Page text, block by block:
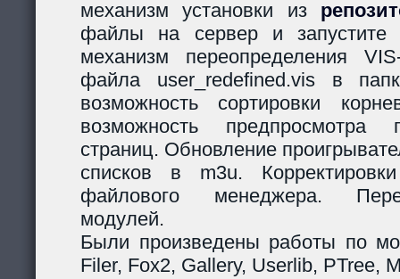
механизм установки из
файлы на сервер и запустите
механизм переопределения
файла user_redefined.vis в
возможность сортировки
возможность предпросмотра
страниц. Обновление
списков в m3u.
файлового менеджера.
модулей.
Были произведены работы по
Filer, Fox2, Gallery, Userlib, PTree,